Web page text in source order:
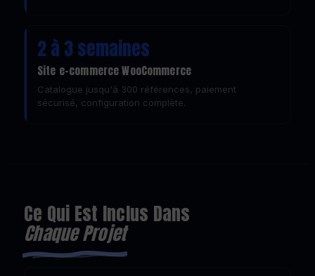
2 à 3 semaines
Site e-commerce WooCommerce
Catalogue jusqu'à 300 références, paiement
sécurisé, configuration complète.
Ce Qui Est Inclus Dans
Chaque Projet